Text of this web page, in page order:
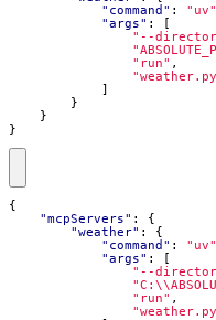
"command" : "uv"
"args" :
"--
"run" ,
}
}
}
{
"mcpServers" :
{
"weather" :
{
"command" : "uv"
"args" :
"--
"run" ,